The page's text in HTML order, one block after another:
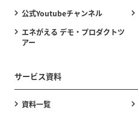
公式Youtubeチャンネル
エネがえる デモ・プロダクトツ
アー
サービス資料
資料一覧